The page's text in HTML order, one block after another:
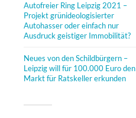
Autofreier Ring Leipzig 2021 –
Projekt grünideologisierter
Autohasser oder einfach nur
Ausdruck geistiger Immobilität?
Neues von den Schildbürgern –
Leipzig will für 100.000 Euro den
Markt für Ratskeller erkunden